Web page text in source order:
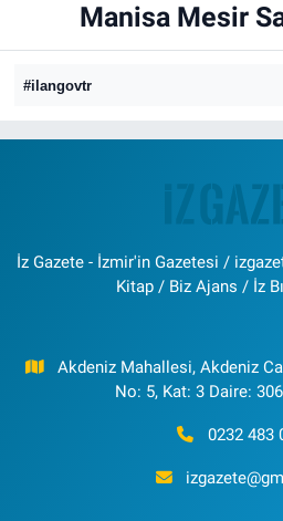
Manisa Mesir
#ilangovtr
İz Gazete - İzmir'in Gazetesi /
Kitap / Biz Ajans / İz
Akdeniz Mahallesi, Akdeniz
No: 5, Kat: 3 Daire:
0232 483
Resmi Reklam